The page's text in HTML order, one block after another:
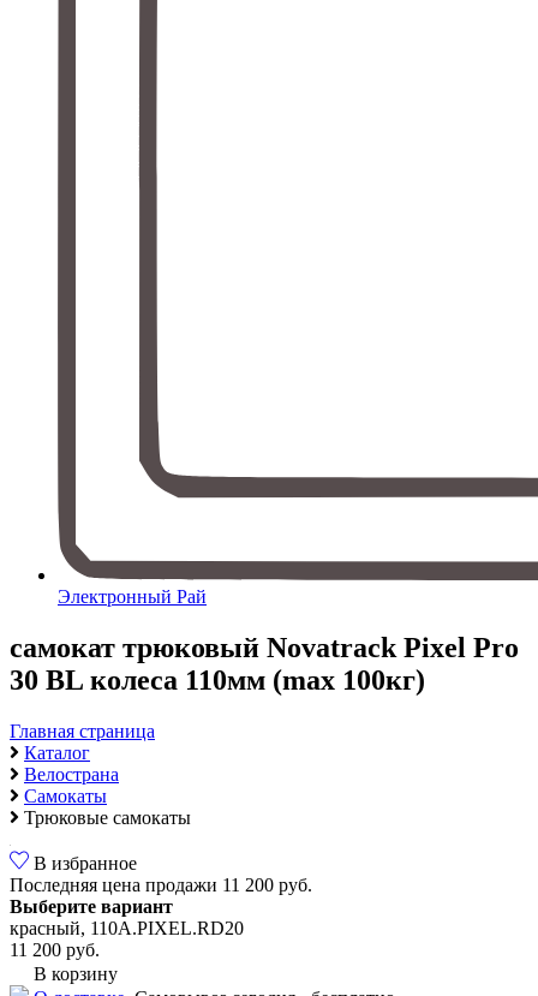
Электронный Рай
самокат трюковый Novatrack Pixel Pro
30 BL колеса 110мм (max 100кг)
Главная страница
Каталог
Велострана
Самокаты
Трюковые самокаты
В избранное
Последняя цена продажи 11 200 руб.
Выберите вариант
красный, 110A.PIXEL.RD20
11 200 руб.
В корзину